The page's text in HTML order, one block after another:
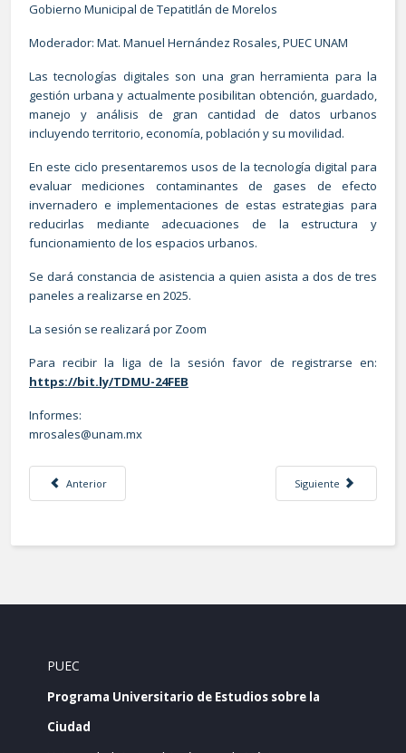
Gobierno Municipal de Tepatitlán de Morelos
Moderador: Mat. Manuel Hernández Rosales, PUEC UNAM
Las tecnologías digitales son una gran herramienta para la
gestión urbana y actualmente posibilitan obtención, guardado,
manejo y análisis de gran cantidad de datos urbanos
incluyendo territorio, economía, población y su movilidad.
En este ciclo presentaremos usos de la tecnología digital para
evaluar mediciones contaminantes de gases de efecto
invernadero e implementaciones de estas estrategias para
reducirlas mediante adecuaciones de la estructura y
funcionamiento de los espacios urbanos.
Se dará constancia de asistencia a quien asista a dos de tres
paneles a realizarse en 2025.
La sesión se realizará por Zoom
Para recibir la liga de la sesión favor de registrarse en:
https://bit.ly/TDMU-24FEB
Informes:
mrosales@unam.mx
Artículo anterior: Ciudad y territorio desde sus autoras
Anterior Artículo siguiente:
Siguiente
PUEC
Programa Universitario de Estudios sobre la
Ciudad